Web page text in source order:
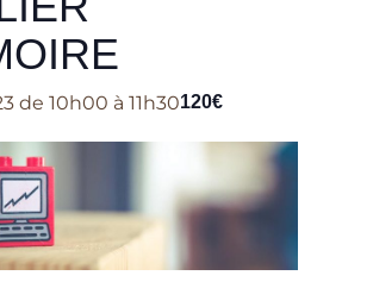
de 10h00 à 11h30120€